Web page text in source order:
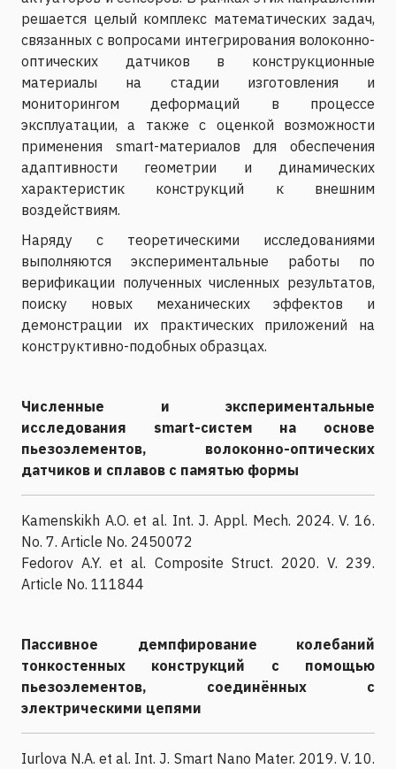
решается целый комплекс математических задач,
связанных с вопросами интегрирования волоконно-
оптических датчиков в конструкционные
материалы на стадии изготовления и
мониторингом деформаций в процессе
эксплуатации, а также с оценкой возможности
применения smart-материалов для обеспечения
адаптивности геометрии и динамических
характеристик конструкций к внешним
воздействиям.
Наряду с теоретическими исследованиями
выполняются экспериментальные работы по
верификации полученных численных результатов,
поиску новых механических эффектов и
демонстрации их практических приложений на
конструктивно-подобных образцах.
Численные и экспериментальные
исследования smart-систем на основе
пьезоэлементов, волоконно-оптических
датчиков и сплавов с памятью формы
Kamenskikh A.O. et al. Int. J. Appl. Mech. 2024. V. 16.
No. 7. Article No. 2450072
Fedorov A.Y. et al. Composite Struct. 2020. V. 239.
Article No. 111844
Пассивное демпфирование колебаний
тонкостенных конструкций с помощью
пьезоэлементов, соединённых с
электрическими цепями
Iurlova N.A. et al. Int. J. Smart Nano Mater. 2019. V. 10.